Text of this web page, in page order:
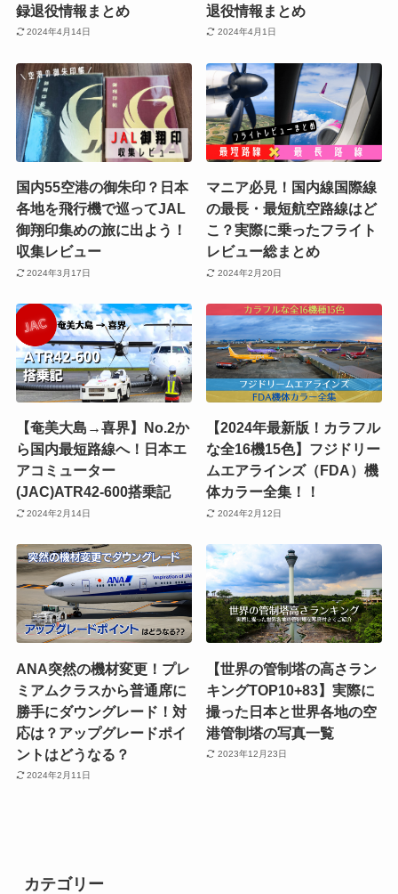
録退役情報まとめ
2024年4月14日
退役情報まとめ
2024年4月1日
国内55空港の御朱印？日本
各地を飛行機で巡ってJAL
御翔印集めの旅に出よう！
収集レビュー
2024年3月17日
マニア必見！国内線国際線
の最長・最短航空路線はど
こ？実際に乗ったフライト
レビュー総まとめ
2024年2月20日
【奄美大島→喜界】No.2か
ら国内最短路線へ！日本エ
アコミューター
(JAC)ATR42-600搭乗記
2024年2月14日
【2024年最新版！カラフル
な全16機15色】フジドリー
ムエアラインズ（FDA）機
体カラー全集！！
2024年2月12日
ANA突然の機材変更！プレ
ミアムクラスから普通席に
勝手にダウングレード！対
応は？アップグレードポイ
ントはどうなる？
2024年2月11日
【世界の管制塔の高さラン
キングTOP10+83】実際に
撮った日本と世界各地の空
港管制塔の写真一覧
2023年12月23日
カテゴリー